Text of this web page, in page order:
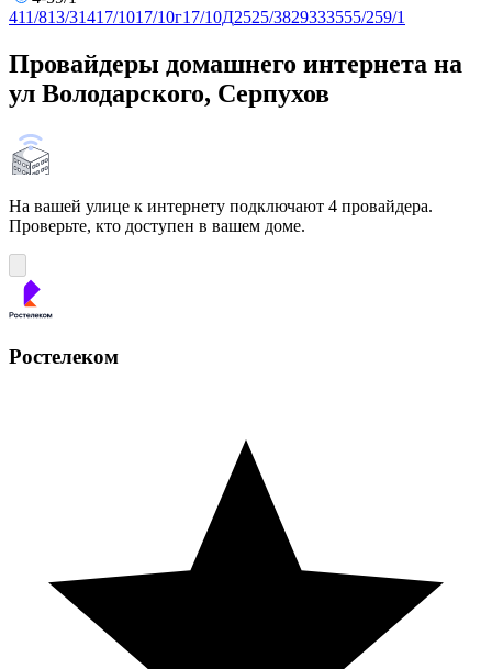
411/813/31417/1017/10г17/10Д2525/3829333555/259/1
Провайдеры домашнего интернета на
ул Володарского, Серпухов
На вашей улице к интернету подключают 4 провайдера.
Проверьте, кто доступен в вашем доме.
Ростелеком